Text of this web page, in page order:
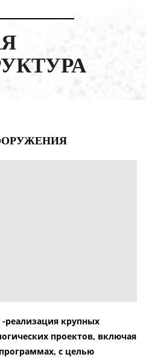
реализация крупных
проектов, включая
с целью